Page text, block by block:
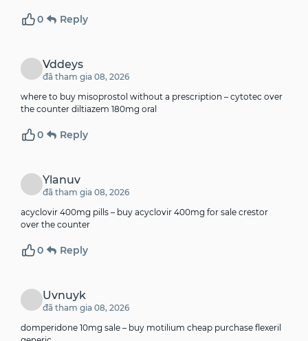
0 Reply
Vddeys
đã tham gia 08, 2026
where to buy misoprostol without a prescription – cytotec over
the counter diltiazem 180mg oral
0 Reply
Ylanuv
đã tham gia 08, 2026
acyclovir 400mg pills – buy acyclovir 400mg for sale crestor
over the counter
0 Reply
Uvnuyk
đã tham gia 08, 2026
domperidone 10mg sale – buy motilium cheap purchase flexeril